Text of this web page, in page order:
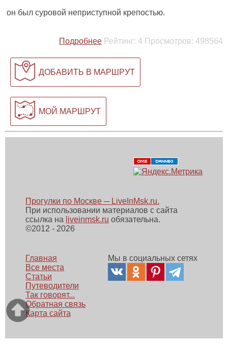
он был суровой неприступной крепостью.
Подробнее Рейтинг: 4 Просмотров: 498564
ДОБАВИТЬ В МАРШРУТ
МОЙ МАРШРУТ
Прогулки по Москве ─ LiveInMsk.ru.
При использовании материалов с сайта
ссылка на liveinmsk.ru обязательна.
©2012 - 2026
Главная
Все места
Статьи
Путеводители
Так говорят...
Обратная связь
Карта сайта
Мы в социальных сетях